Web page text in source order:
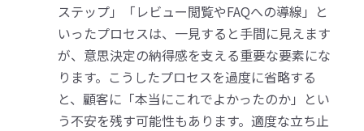
ステップ」「レビュー閲覧やFAQへの導線」と
いったプロセスは、一見すると手間に見えます
が、意思決定の納得感を支える重要な要素にな
ります。こうしたプロセスを過度に省略する
と、顧客に「本当にこれでよかったのか」とい
う不安を残す可能性もあります。適度な立ち止